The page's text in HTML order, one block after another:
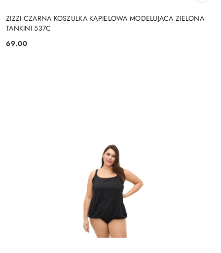
ZIZZI CZARNA KOSZULKA KĄPIELOWA MODELUJĄCA ZIELONA
TANKINI 537C
Cena:
69.00